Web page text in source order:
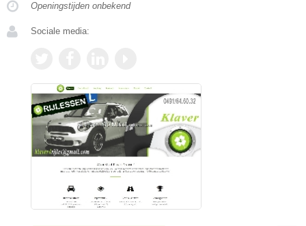
Openingstijden onbekend
Sociale media: